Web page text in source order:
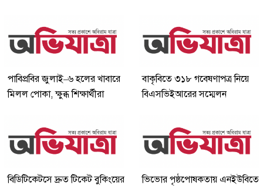
পাবিপ্রবির জুলাই–৬ হলের খাবারে
মিলল পোকা, ক্ষুব্ধ শিক্ষার্থীরা
বাকৃবিতে ৩১৮ গবেষণাপত্র নিয়ে
বিএসভিইআরের সম্মেলন
বিডিটিকেটসে দ্রুত টিকেট বুকিংয়ের
ভিভোর পৃষ্ঠপোষকতায় এনইউবিতে